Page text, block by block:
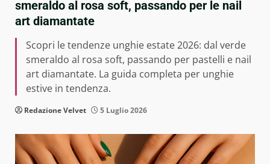
smeraldo al rosa soft, passando per le nail
art diamantate
Scopri le tendenze unghie estate 2026: dal verde
smeraldo al rosa soft, passando per pastelli e nail
art diamantate. La guida completa per unghie
estive in tendenza.
Redazione Velvet 5 Luglio 2026